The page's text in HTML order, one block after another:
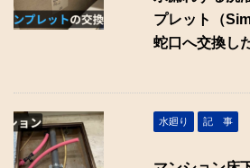
プレット（
蛇口へ交換し
水廻り 記 事